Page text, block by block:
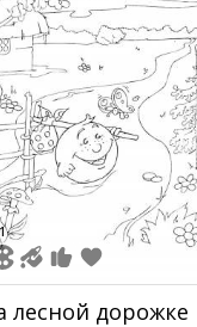
лесной дорожке